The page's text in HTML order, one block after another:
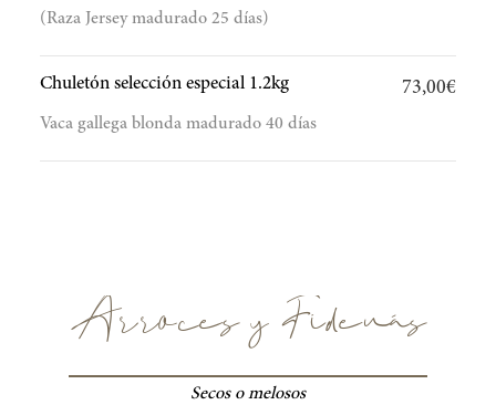
(Raza Jersey madurado 25 días)
Chuletón selección especial 1.2kg 73,00€
Vaca gallega blonda madurado 40 días
Arroces y Fideuás
Secos o melosos